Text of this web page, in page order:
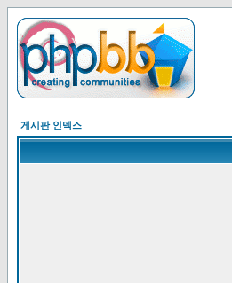
게시판 인덱스